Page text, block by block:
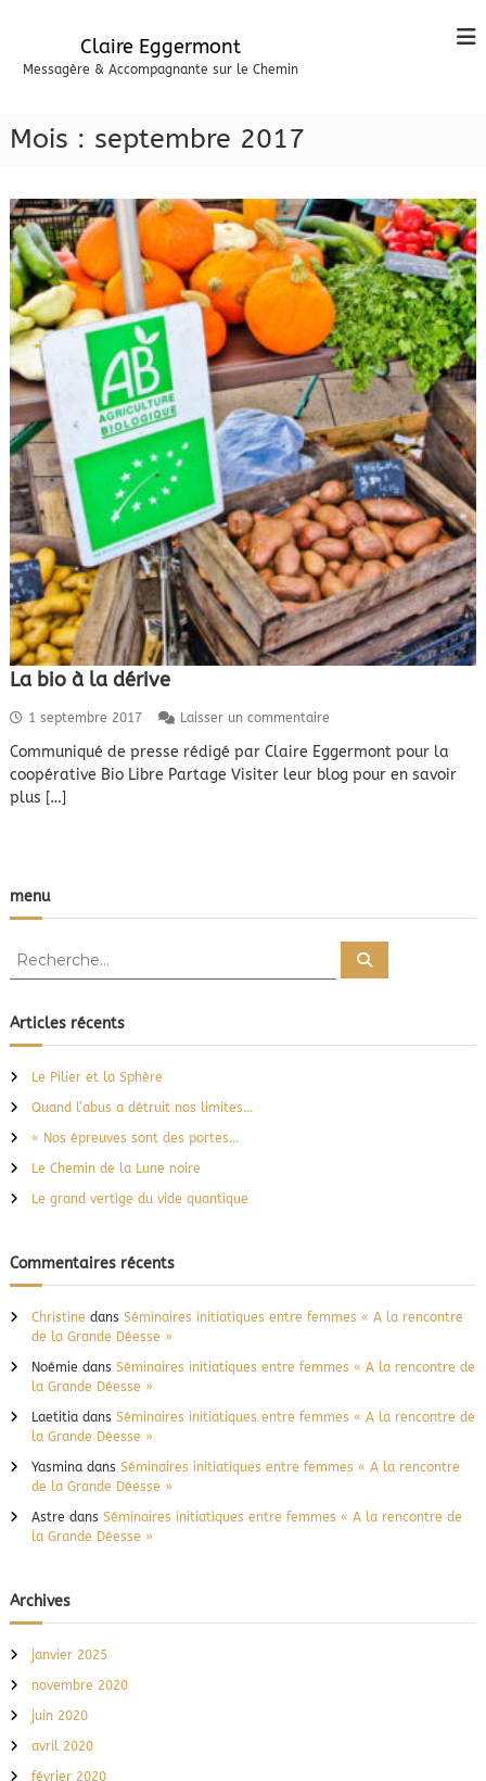
Claire Eggermont
Messagère & Accompagnante sur le Chemin
Mois : septembre 2017
La bio à la dérive
1 septembre 2017 Laisser un commentaires
r
L
Communiqué de presse rédigé par Claire Eggermont pour la
coopérative Bio Libre Partage Visiter leur blog pour en savoir
plus […]
menu
h
e
c
h
e
:
R
c
Articles récents
Le Pilier et la Sphère
Quand l’abus a détruit nos limites…
« Nos épreuves sont des portes…
Le Chemin de la Lune noire
Le grand vertige du vide quantique
Commentaires récents
Christine dans Séminaires initiatiques entre femmes « A la rencontre
de la Grande Déesse »
Noémie dans Séminaires initiatiques entre femmes « A la rencontre de
la Grande Déesse »
Laetitiadans Séminaires initiatiques entre femmes « A la rencontre de
la Grande Déesse »
Yasminadans Séminaires initiatiques entre femmes « A la rencontre
de la Grande Déesse »
Astre dans Séminaires initiatiques entre femmes « A la rencontre de
la Grande Déesse »
Archives
janvier 2025
novembre 2020
juin 2020
avril 2020
février 2020